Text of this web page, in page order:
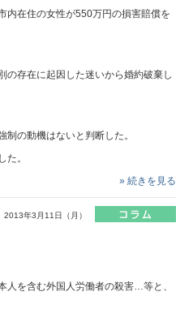
内在住の女性が550万円の損害賠償を
の存在に起因した迷いから婚約破棄し
の動機はないと判断した。
。
» 続きを見る
2013年3月11日（月）
人を含む外国人労働者の殺害…等と、